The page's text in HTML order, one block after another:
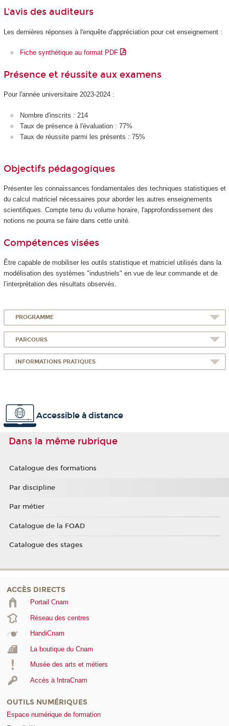
L'avis des auditeurs
Les dernières réponses à l'enquête d'appréciation pour cet enseignement :
Fiche synthétique au format PDF
Présence et réussite aux examens
Pour l'année universitaire 2023-2024 :
Nombre d'inscrits : 214
Taux de présence à l'évaluation : 77%
Taux de réussite parmi les présents : 75%
Objectifs pédagogiques
Présenter les connaissances fondamentales des techniques statistiques et
du calcul matriciel nécessaires pour aborder les autres enseignements
scientifiques. Compte tenu du volume horaire, l'approfondissement des
notions ne pourra se faire dans cette unité.
Compétences visées
Être capable de mobiliser les outils statistique et matriciel utilisés dans la
modélisation des systèmes "industriels" en vue de leur commande et de
l’interprétation des résultats observés.
PROGRAMME
PARCOURS
INFORMATIONS PRATIQUES
Accessible à distance
Dans la même rubrique
Catalogue des formations
Par discipline
Par métier
Catalogue de la FOAD
Catalogue des stages
ACCÈS DIRECTS
Portail Cnam
Réseau des centres
HandiCnam
La boutique du Cnam
Musée des arts et métiers
Accès à IntraCnam
OUTILS NUMÉRIQUES
Espace numérique de formation